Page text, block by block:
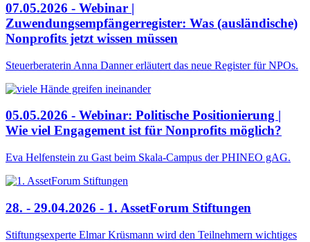
07.05.2026 - Webinar |
Zuwendungsempfängerregister: Was (ausländische)
Nonprofits jetzt wissen müssen
Steuerberaterin Anna Danner erläutert das neue Register für NPOs.
05.05.2026 - Webinar: Politische Positionierung |
Wie viel Engagement ist für Nonprofits möglich?
Eva Helfenstein zu Gast beim Skala-Campus der PHINEO gAG.
28. - 29.04.2026 - 1. AssetForum Stiftungen
Stiftungsexperte Elmar Krüsmann wird den Teilnehmern wichtiges